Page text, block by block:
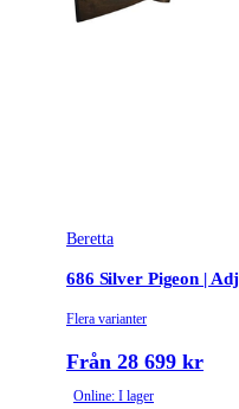
Beretta
686 Silver Pigeon | Adj
Flera varianter
Från 28 699 kr
Online: I lager